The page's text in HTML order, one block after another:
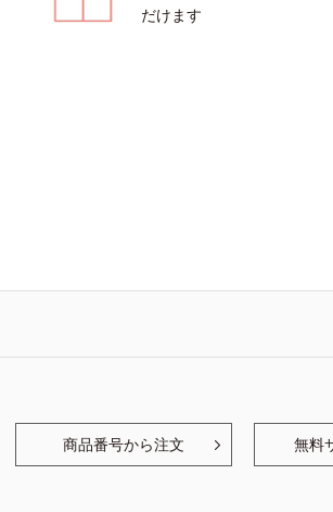
だけます
商品番号から注文 無料